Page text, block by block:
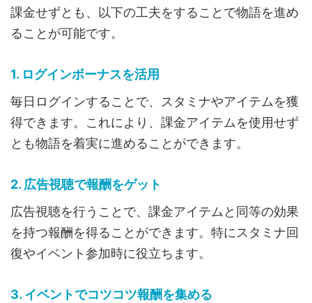
課金せずとも、以下の工夫をすることで物語を進め
ることが可能です。
1. ログインボーナスを活用
毎日ログインすることで、スタミナやアイテムを獲
得できます。これにより、課金アイテムを使用せず
とも物語を着実に進めることができます。
2. 広告視聴で報酬をゲット
広告視聴を行うことで、課金アイテムと同等の効果
を持つ報酬を得ることができます。特にスタミナ回
復やイベント参加時に役立ちます。
3. イベントでコツコツ報酬を集める